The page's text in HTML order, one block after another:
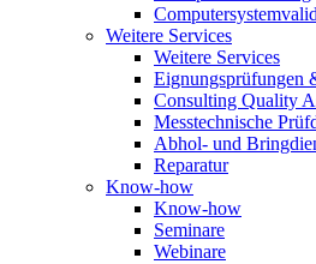
Weitere Services
Weitere Services
Eignungsprüfungen
Consulting Quality
Messtechnische
Abhol- und
Reparatur
Know-how
Know-how
Seminare
Webinare